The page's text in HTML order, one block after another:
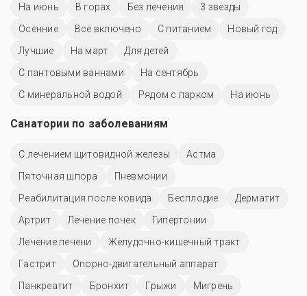
На июнь
В горах Без лечения
3 звезды
Осенние
Всё включено С питанием
Новый год
Лучшие
На март
Для детей
С пантовыми ваннами
На сентябрь
С минеральной водой
Рядом с парком На июнь
Санатории по заболеваниям
С лечением щитовидной железы
Астма
Пяточная шпора
Пневмонии
Реабилитация после ковида
Бесплодие
Дерматит
Артрит
Лечение почек
Гипертонии
Лечение печени
Желудочно-кишечный тракт
Гастрит
Опорно-двигательный аппарат
Панкреатит
Бронхит Грыжи
Мигрень